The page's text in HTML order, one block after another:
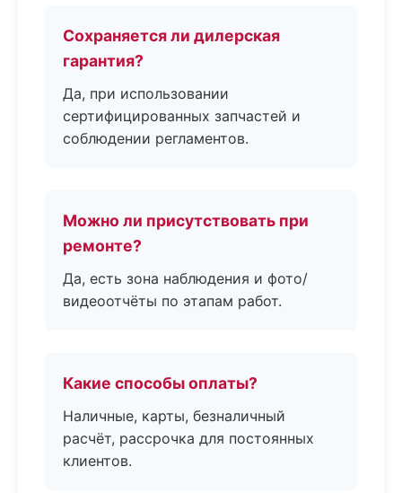
Сохраняется ли дилерская
гарантия?
Да, при использовании
сертифицированных запчастей и
соблюдении регламентов.
Можно ли присутствовать при
ремонте?
Да, есть зона наблюдения и фото/
видеоотчёты по этапам работ.
Какие способы оплаты?
Наличные, карты, безналичный
расчёт, рассрочка для постоянных
клиентов.